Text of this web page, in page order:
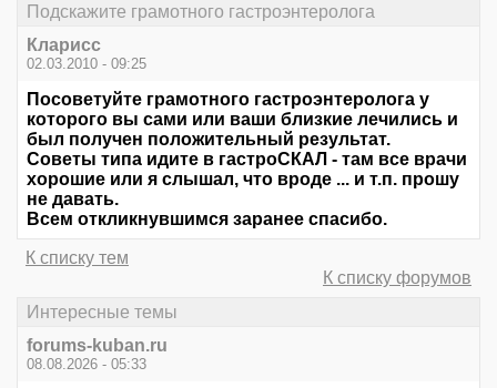
Подскажите грамотного гастроэнтеролога
Кларисс
02.03.2010 - 09:25
Посоветуйте грамотного гастроэнтеролога у
которого вы сами или ваши близкие лечились и
был получен положительный результат.
Советы типа идите в гастроСКАЛ - там все врачи
хорошие или я слышал, что вроде ... и т.п. прошу
не давать.
Всем откликнувшимся заранее спасибо.
К списку тем
К списку форумов
Интересные темы
forums-kuban.ru
08.08.2026 - 05:33